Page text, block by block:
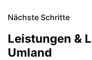
Nächste Schritte
Leistungen &
Umland